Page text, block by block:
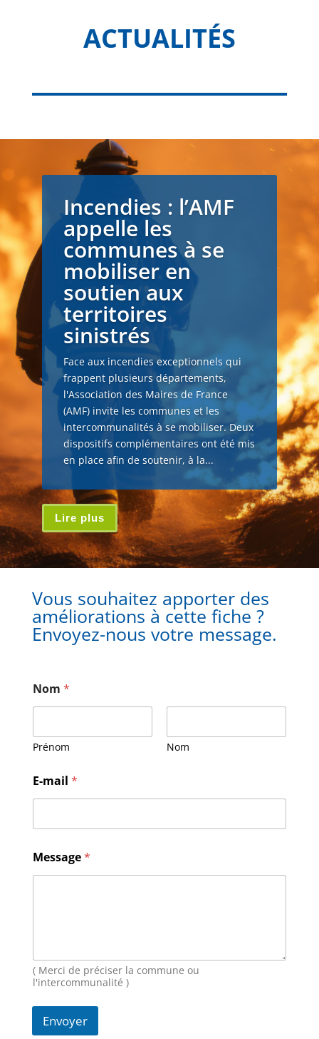
ACTUALITÉS
Incendies : l’AMF
appelle les
communes à se
mobiliser en
soutien aux
territoires
sinistrés
Face aux incendies exceptionnels qui
frappent plusieurs départements,
l'Association des Maires de France
(AMF) invite les communes et les
intercommunalités à se mobiliser. Deux
dispositifs complémentaires ont été mis
en place afin de soutenir, à la...
Lire plus
Vous souhaitez apporter des
améliorations à cette fiche ?
Envoyez-nous votre message.
Nom *
Prénom Nom
e
s
a
e
E
-
o
m
E-mail *
Message*
( Merci de préciser la commune ou
l'intercommunalité )
Envoyer